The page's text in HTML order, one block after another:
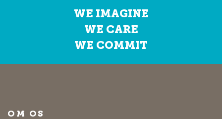
WE IMAGINE
WE CARE
WE COMMIT
OM OS